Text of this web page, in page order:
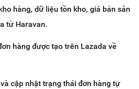
hàng, dữ liệu tồn kho, giá bán sản
từ Haravan.
hàng được tạo trên Lazada về
cập nhật trạng thái đơn hàng tự